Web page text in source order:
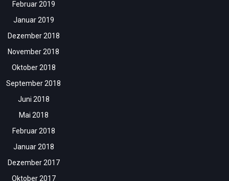
Februar 2019
Januar 2019
Dezember 2018
November 2018
Oktober 2018
September 2018
Juni 2018
Mai 2018
Februar 2018
Januar 2018
Dezember 2017
Oktober 2017